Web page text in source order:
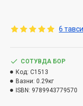
даврда бу илмни
эса, бу илмни
Бу борада
Аста-секин, савия
бойитилиб борилди.
ҳам ортиб борди.
6
СОТУВДА БОР
Код: C1513
Вазни: 0.29кг
ISBN: 9789943779570